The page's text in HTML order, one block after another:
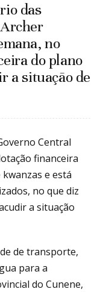
das
no
do plano
a situação de
Central
financeira
e está
no que diz
a situação
de transporte,
para a
do Cunene,